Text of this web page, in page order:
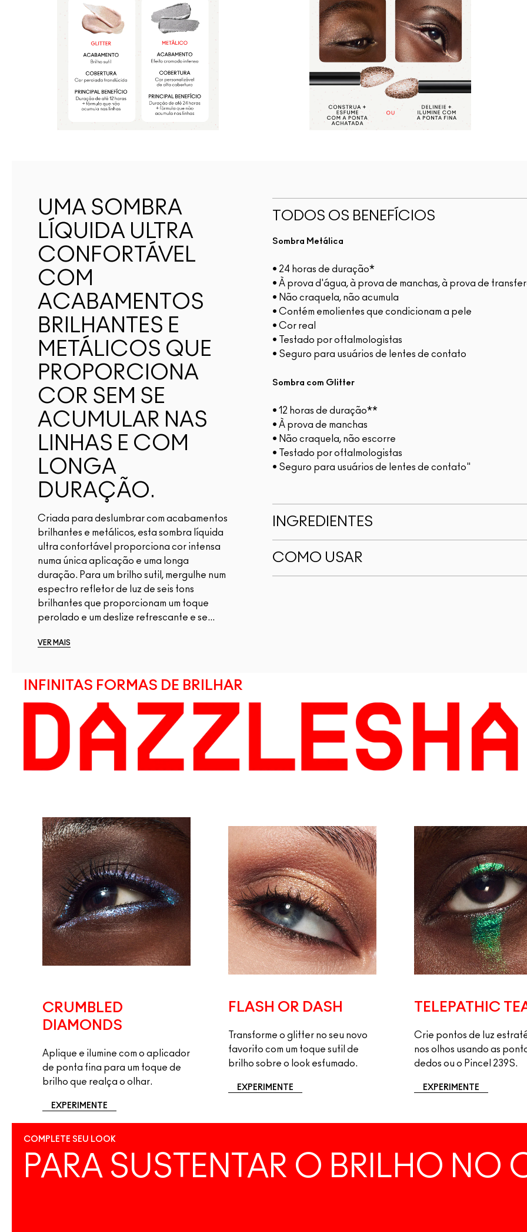
UMA SOMBRA
LÍQUIDA ULTRA
CONFORTÁVEL
COM
ACABAMENTOS
BRILHANTES E
METÁLICOS QUE
PROPORCIONA
COR SEM SE
ACUMULAR NAS
LINHAS E COM
LONGA
DURAÇÃO.
Criada para deslumbrar com acabamentos
brilhantes e metálicos, esta sombra líquida
ultra confortável proporciona cor intensa
numa única aplicação e uma longa
duração. Para um brilho sutil, mergulhe num
espectro refletor de luz de seis tons
brilhantes que proporcionam um toque
perolado e um deslize refrescante e se...
VER MAIS
TODOS OS BENEFÍCIOS
Sombra Metálica
• 24 horas de duração*
• À prova d'água, à prova de manchas, à prova de
• Não craquela, não acumula
• Contém emolientes que condicionam a pele
• Cor real
• Testado por oftalmologistas
• Seguro para usuários de lentes de contato
Sombra com Glitter
• 12 horas de duração**
• À prova de manchas
• Não craquela, não escorre
• Testado por oftalmologistas
• Seguro para usuários de lentes de contato"
INGREDIENTES
COMO USAR
INFINITAS FORMAS DE BRILHAR
CRUMBLED
DIAMONDS
Aplique e ilumine com o aplicador
de ponta fina para um toque de
brilho que realça o olhar.
EXPERIMENTE
FLASH OR DASH
Transforme o glitter no seu novo
favorito com um toque sutil de
brilho sobre o look esfumado.
EXPERIMENTE
TELEPATHIC
Crie pontos de luz
nos olhos usando as
dedos ou o Pincel 239S.
EXPERIMENTE
COMPLETE SEU LOOK
PARA SUSTENTAR O BRILHO NO